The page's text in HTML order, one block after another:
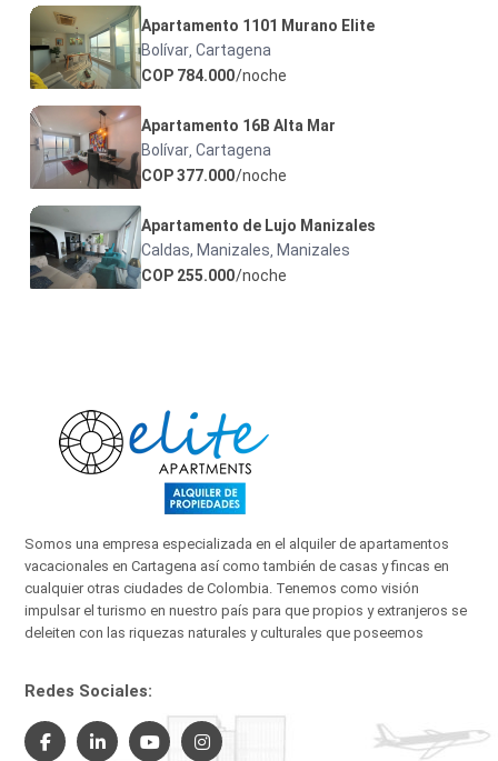
Apartamento 1101 Murano Elite
Bolívar ,Cartagena
COP 784.000/noche
Apartamento 16B Alta Mar
Bolívar ,Cartagena
COP 377.000/noche
Apartamento de Lujo Manizales
Caldas, Manizales Manizales
COP 255.000/noche
Somos una empresa especializada en el alquiler de apartamentos
vacacionales en Cartagena así como también de casas y fincas en
cualquier otras ciudades de Colombia. Tenemos como visión
impulsar el turismo en nuestro país para que propios y extranjeros se
deleiten con las riquezas naturales y culturales que poseemos
Redes Sociales: